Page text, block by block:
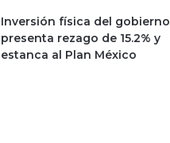
Inversión física del gobierno
presenta rezago de 15.2% y
estanca al Plan México